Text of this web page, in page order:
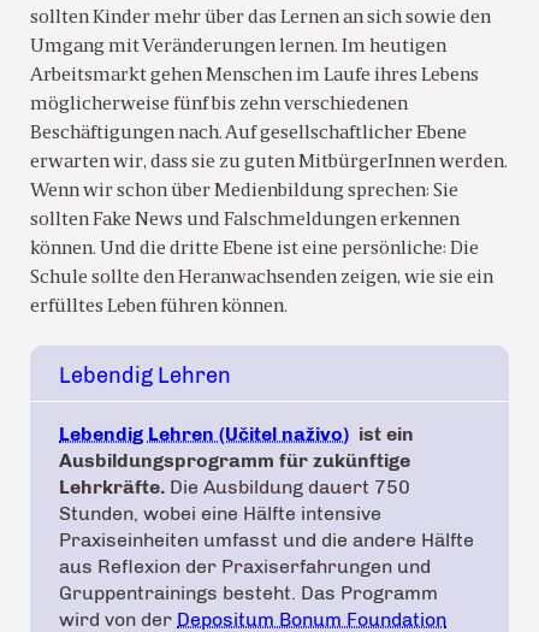
sollten Kinder mehr über das Lernen an sich sowie den
Umgang mit Veränderungen lernen. Im heutigen
Arbeitsmarkt gehen Menschen im Laufe ihres Lebens
möglicherweise fünf bis zehn verschiedenen
Beschäftigungen nach. Auf gesellschaftlicher Ebene
erwarten wir, dass sie zu guten MitbürgerInnen werden.
Wenn wir schon über Medienbildung sprechen: Sie
sollten Fake News und Falschmeldungen erkennen
können. Und die dritte Ebene ist eine persönliche: Die
Schule sollte den Heranwachsenden zeigen, wie sie ein
erfülltes Leben führen können.
Lebendig Lehren
Lebendig Lehren (Učitel naživo) ist ein
Ausbildungsprogramm für zukünftige
Lehrkräfte. Die Ausbildung dauert 750
Stunden, wobei eine Hälfte intensive
Praxiseinheiten umfasst und die andere Hälfte
aus Reflexion der Praxiserfahrungen und
Gruppentrainings besteht. Das Programm
wird von der Depositum Bonum Foundation